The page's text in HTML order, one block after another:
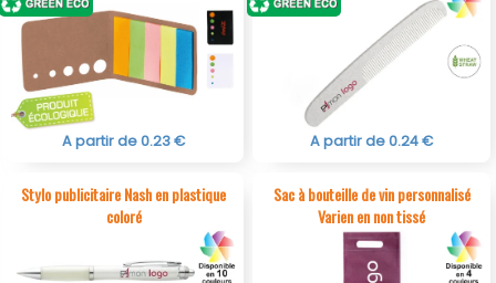
A partir de 0.23 € A partir de 0.24 €
Stylo publicitaire Nash en plastique
coloré
Sac à bouteille de vin personnalisé
Varien en non tissé